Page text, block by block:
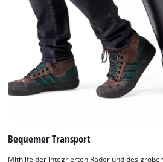
Consent
Management
Platform
Bequemer Transport
Mithilfe der integrierten Räder und des